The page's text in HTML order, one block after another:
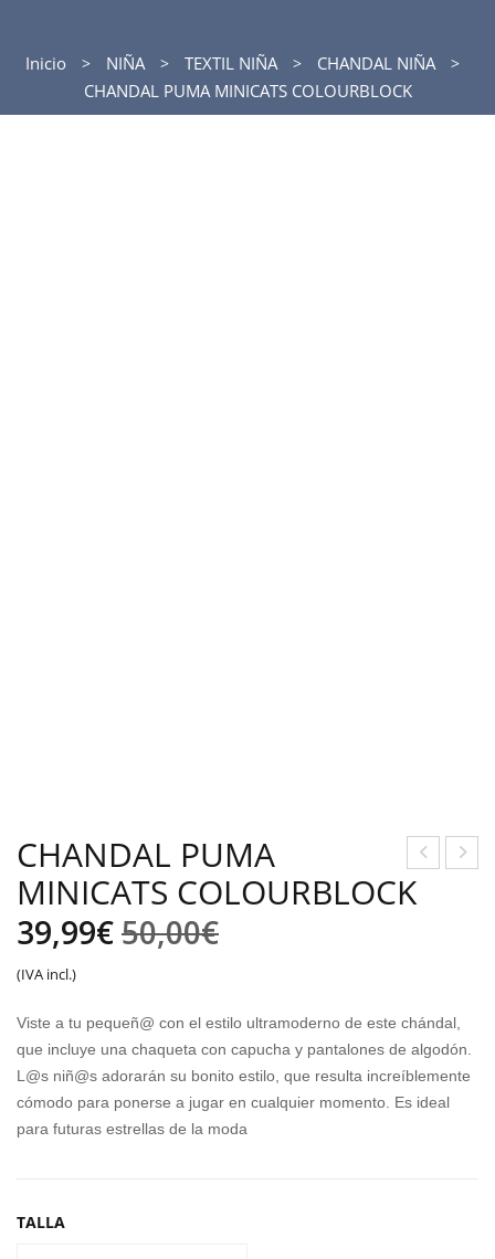
Inicio NIÑA TEXTIL NIÑA
CHANDAL NIÑA
CHANDAL PUMA MINICATS COLOURBLOCK
HA
ICA
TS
PO
LY
SUI
CHANDAL PUMA
MINICATS COLOURBLOCK
50,00€El
original
era:
50,00€.
39,99€
El
actual
es:
39,99€.
(IVA incl.)
Viste a tu pequeñ@ con el estilo ultramoderno de este chándal,
que incluye una chaqueta con capucha y pantalones de algodón.
L@s niñ@s adorarán su bonito estilo, que resulta increíblemente
cómodo para ponerse a jugar en cualquier momento. Es ideal
para futuras estrellas de la moda
TALLA